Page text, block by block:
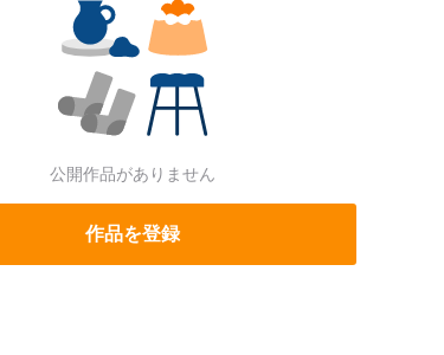
公開作品がありません
作品を登録